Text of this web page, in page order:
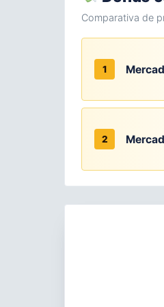
Comparativa de
1
2